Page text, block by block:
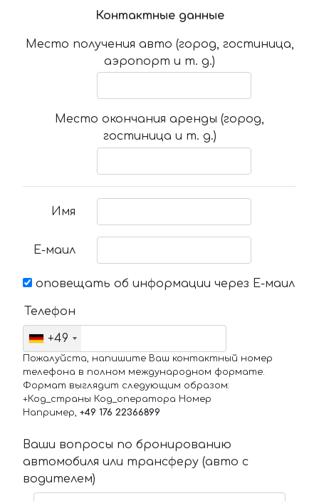
Контактные данные
Место получения авто (город, гостиница,
аэропорт и т. д.)
Место окончания аренды (город,
гостиница и т. д.)
Имя
Е-маил
оповещать об информации через Е-маил
Телефон
+49
Пожалуйста, напишите Ваш контактный номер
телефона в полном международном формате.
Формат выглядит следующим образом:
+Код_страны Код_оператора Номер
Например, +49 176 22366899
Ваши вопросы по бронированию
автомобиля или трансферу (авто с
водителем)